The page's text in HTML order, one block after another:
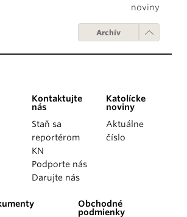
noviny
Archív
Kontaktujte
nás
Staň sa
reportérom
KN
Podporte nás
Darujte nás
Katolícke
noviny
Aktuálne
číslo
Obchodné
podmienky